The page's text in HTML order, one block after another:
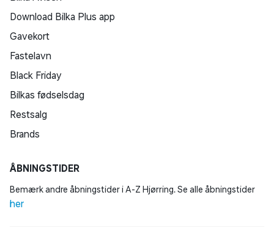
Download Bilka Plus app
Gavekort
Fastelavn
Black Friday
Bilkas fødselsdag
Restsalg
Brands
ÅBNINGSTIDER
Bemærk andre åbningstider i A-Z Hjørring. Se alle åbningstider
her